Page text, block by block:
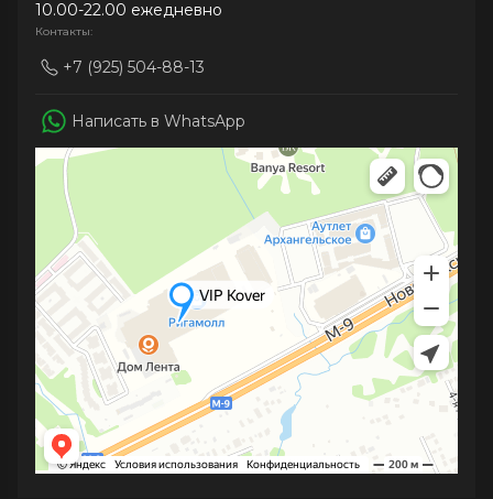
10.00-22.00 ежедневно
Контакты:
+7 (925) 504-88-13
Написать в WhatsApp